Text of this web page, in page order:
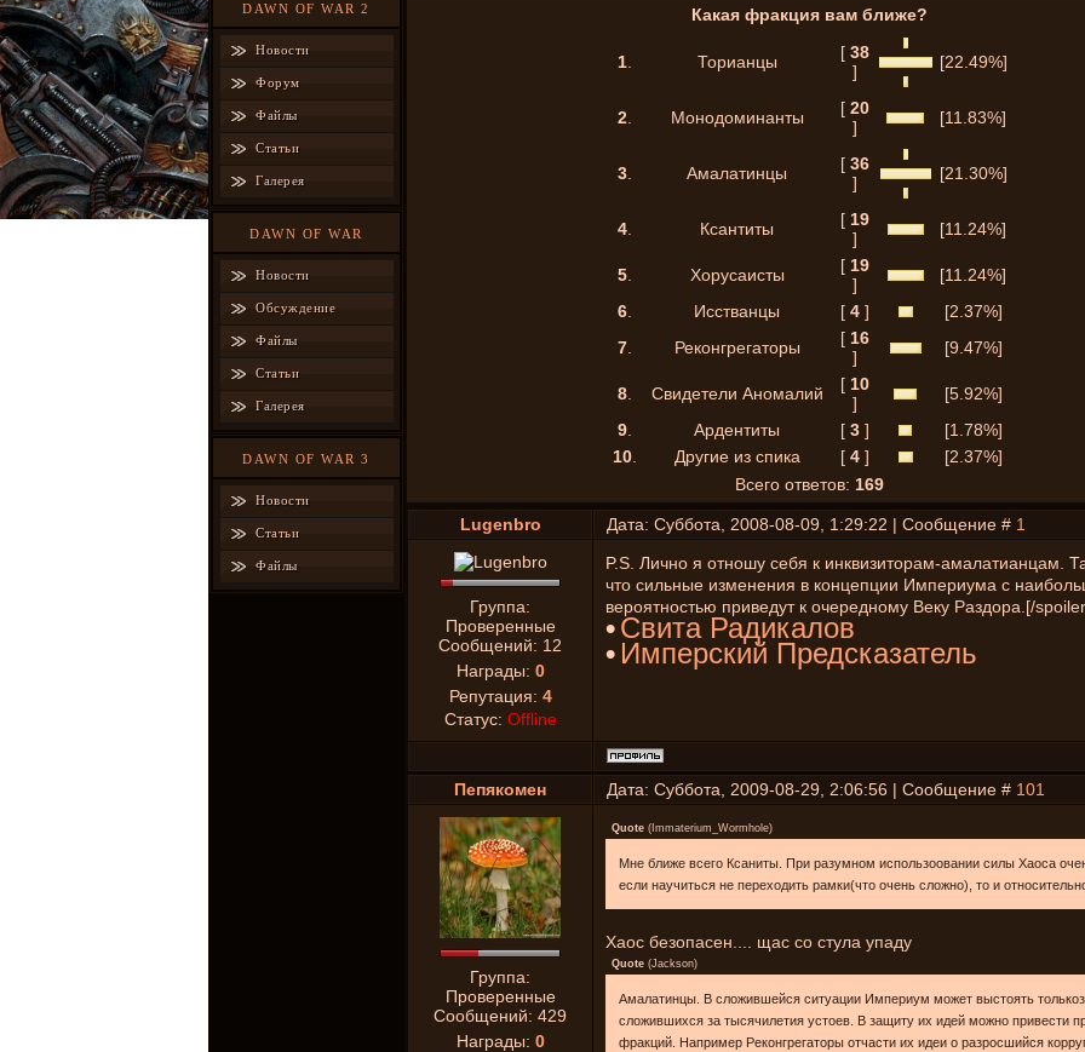
DAWN OF WAR 2
Новости
Форум
Файлы
Статьи
Галерея
DAWN OF WAR
Новости
Обсуждение
Файлы
Статьи
Галерея
DAWN OF WAR 3
Новости
Статьи
Файлы
Какая фракция вам ближе?
1. Торианцы [ 38
]
[22.49%]
2. Монодоминанты [ 20
]
[11.83%]
3. Амалатинцы [ 36
]
[21.30%]
4. Ксантиты [ 19
]
[11.24%]
5. Хорусаисты [ 19
]
[11.24%]
6. Исстванцы [ 4]
[2.37%]
7. Реконгрегаторы [ 16
]
[9.47%]
8. Свидетели Аномалий [ 10
]
[5.92%]
9. Ардентиты [ 3]
[1.78%]
10. Другие из спика [ 4]
[2.37%]
Всего ответов: 169
Lugenbro Дата: Суббота, 2008-08-09, 1:29:22 | Сообщение # 1
Группа:
Проверенные
Сообщений: 12
Награды: 0
Репутация: 4
Статус: Offline
P.S. Лично я отношу себя к инквизиторам-амалатианцам.
что сильные изменения в концепции Империума с
вероятностью приведут к очередному Веку Раздора.[/
•Свита Радикалов
• Имперский Предсказатель
Пепякомен Дата: Суббота, 2009-08-29, 2:06:56 | Сообщение # 101
Группа:
Проверенные
Сообщений: 429
Награды: 0
Quote ( Immaterium_Wormhole)
Мне ближе всего Ксаниты. При разумном использоовании силы Хаоса
если научиться не переходить рамки(что очень сложно), то и
Хаос безопасен.... щас со стула упаду
Quote (Jackson)
Амалатинцы. В сложившейся ситуации Империум может выстоять
сложившихся за тысячилетия устоев. В защиту их идей можно привести
фракций. Например Реконгрегаторы отчасти их идеи о разросшийся